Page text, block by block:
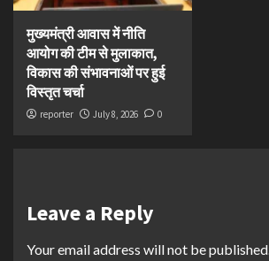
मुख्यमंत्री आवास में नीति
आयोग की टीम से मुलाकात,
विकास की संभावनाओं पर हुई
विस्तृत चर्चा
reporter July 8, 2026 0
Leave a Reply
Your email address will not be published.